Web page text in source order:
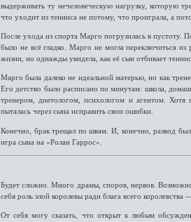
выдерживать ту нечеловеческую нагрузку, которую
что уходит из тенниса не потому, что проиграла, а
После ухода из спорта Марго погрузилась в пустоту.
было не всё гладко. Марго не могла переключиться
жизни, но однажды увидела, как её сын отбивает
Марго была далеко не идеальной матерью, но как
Его детство было расписано по минутам: школа,
тренером, диетологом, психологом и агентом.
пыталась через сына исправить свои ошибки.
Конечно, брак трещал по швам. И, конечно, развод
игра сына на «Ролан Гаррос».
Будет сложно. Много драмы, споров, нервов.
себя роль злой королевы ради блага всего
От себя могу сказать, что открыт к любым